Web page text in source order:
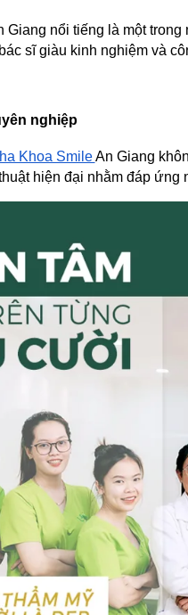
Giang nổi tiếng là một
sĩ giàu kinh nghiệm và
nghiệp
Khoa Smile An Giang
hiện đại nhằm đáp ứng